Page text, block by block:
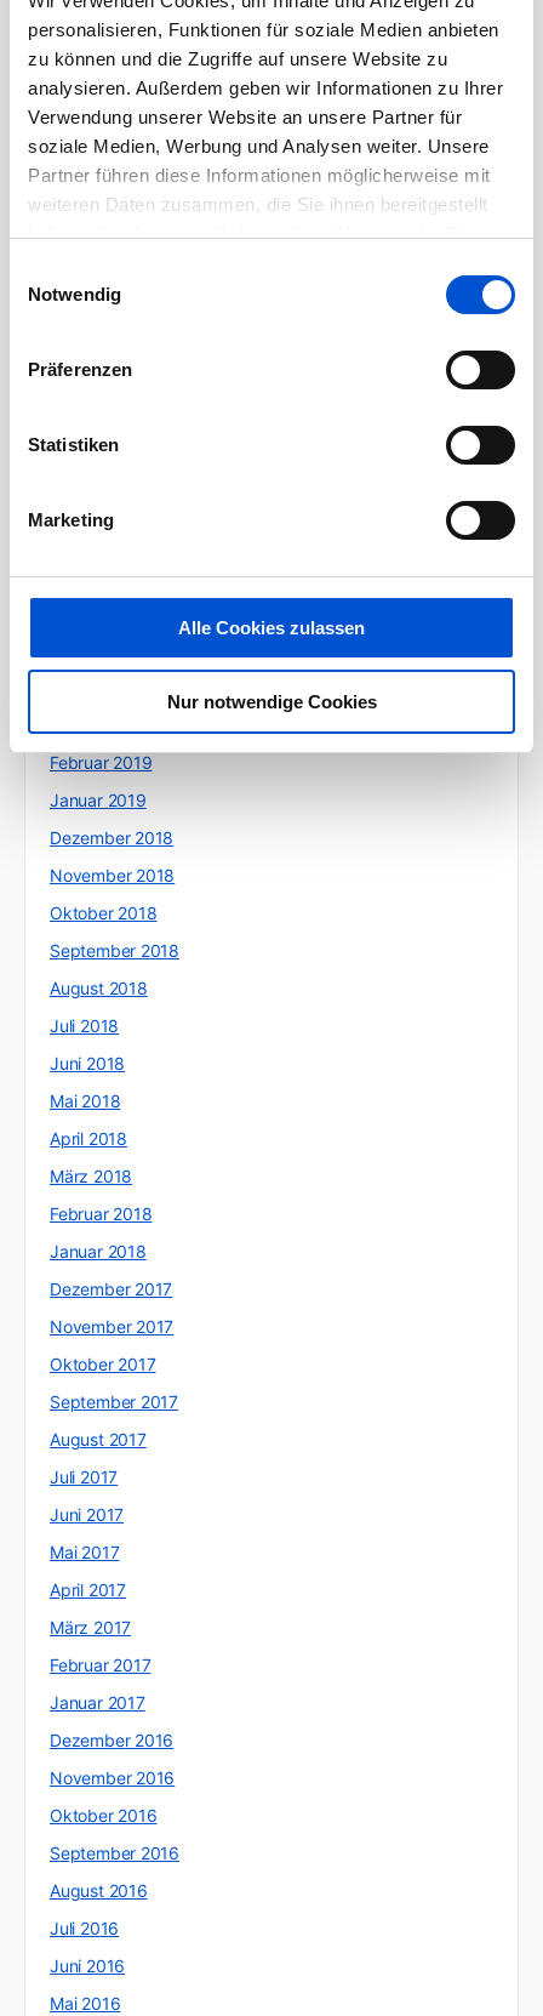
personalisieren, Funktionen für soziale Medien anbieten
zu können und die Zugriffe auf unsere Website zu
analysieren. Außerdem geben wir Informationen zu Ihrer
Verwendung unserer Website an unsere Partner für
soziale Medien, Werbung und Analysen weiter. Unsere
Partner führen diese Informationen möglicherweise mit
weiteren Daten zusammen, die Sie ihnen bereitgestellt
haben oder die sie im Rahmen Ihrer Nutzung der Dienste
Notwendig
Präferenzen
Statistiken
Marketing
Alle Cookies zulassen
Nur notwendige Cookies
Oktober 2020
September 2020
August 2020
Juli 2020
Mai 2020
April 2020
Februar 2020
August 2019
Juli 2019
Februar 2019
Januar 2019
Dezember 2018
November 2018
Oktober 2018
September 2018
August 2018
Juli 2018
Juni 2018
Mai 2018
April 2018
März 2018
Februar 2018
Januar 2018
Dezember 2017
November 2017
Oktober 2017
September 2017
August 2017
Juli 2017
Juni 2017
Mai 2017
April 2017
März 2017
Februar 2017
Januar 2017
Dezember 2016
November 2016
Oktober 2016
September 2016
August 2016
Juli 2016
Juni 2016
Mai 2016